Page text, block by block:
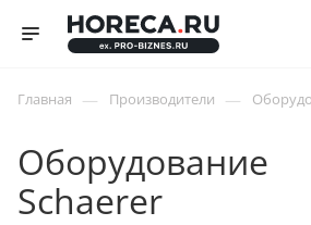
Главная — Производители —
Оборудование
Schaerer